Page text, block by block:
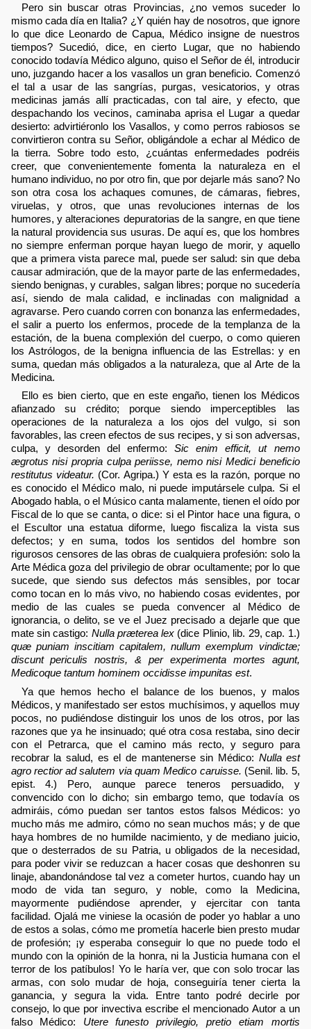
Pero sin buscar otras Provincias, ¿no vemos suceder lo
mismo cada día en Italia? ¿Y quién hay de nosotros, que ignore
lo que dice Leonardo de Capua, Médico insigne de nuestros
tiempos? Sucedió, dice, en cierto Lugar, que no habiendo
conocido todavía Médico alguno, quiso el Señor de él, introducir
uno, juzgando hacer a los vasallos un gran beneficio. Comenzó
el tal a usar de las sangrías, purgas, vesicatorios, y otras
medicinas jamás allí practicadas, con tal aire, y efecto, que
despachando los vecinos, caminaba aprisa el Lugar a quedar
desierto: advirtiéronlo los Vasallos, y como perros rabiosos se
convirtieron contra su Señor, obligándole a echar al Médico de
la tierra. Sobre todo esto, ¿cuántas enfermedades podréis
creer, que convenientemente fomenta la naturaleza en el
humano individuo, no por otro fin, que por dejarle más sano? No
son otra cosa los achaques comunes, de cámaras, fiebres,
viruelas, y otros, que unas revoluciones internas de los
humores, y alteraciones depuratorias de la sangre, en que tiene
la natural providencia sus usuras. De aquí es, que los hombres
no siempre enferman porque hayan luego de morir, y aquello
que a primera vista parece mal, puede ser salud: sin que deba
causar admiración, que de la mayor parte de las enfermedades,
siendo benignas, y curables, salgan libres; porque no sucedería
así, siendo de mala calidad, e inclinadas con malignidad a
agravarse. Pero cuando corren con bonanza las enfermedades,
el salir a puerto los enfermos, procede de la templanza de la
estación, de la buena complexión del cuerpo, o como quieren
los Astrólogos, de la benigna influencia de las Estrellas: y en
suma, quedan más obligados a la naturaleza, que al Arte de la
Medicina.
Ello es bien cierto, que en este engaño, tienen los Médicos
afianzado su crédito; porque siendo imperceptibles las
operaciones de la naturaleza a los ojos del vulgo, si son
favorables, las creen efectos de sus recipes, y si son adversas,
culpa, y desorden del enfermo: Sic enim efficit, ut nemo
ægrotus nisi propria culpa periisse, nemo nisi Medici beneficio
restitutus videatur. (Cor. Agripa.) Y esta es la razón, porque no
es conocido el Médico malo, ni puede imputársele culpa. Si el
Abogado habla, o el Músico canta malamente, tienen el oído por
Fiscal de lo que se canta, o dice: si el Pintor hace una figura, o
el Escultor una estatua diforme, luego fiscaliza la vista sus
defectos; y en suma, todos los sentidos del hombre son
rigurosos censores de las obras de cualquiera profesión: solo la
Arte Médica goza del privilegio de obrar ocultamente; por lo que
sucede, que siendo sus defectos más sensibles, por tocar
como tocan en lo más vivo, no habiendo cosas evidentes, por
medio de las cuales se pueda convencer al Médico de
ignorancia, o delito, se ve el Juez precisado a dejarle que que
mate sin castigo: Nulla præterea lex(dice Plinio, lib. 29, cap. 1.)
quæ puniam inscitiam capitalem, nullum exemplum vindictæ;
discunt periculis nostris, & per experimenta mortes agunt,
Medicoque tantum hominem occidisse impunitas est.
Ya que hemos hecho el balance de los buenos, y malos
Médicos, y manifestado ser estos muchísimos, y aquellos muy
pocos, no pudiéndose distinguir los unos de los otros, por las
razones que ya he insinuado; qué otra cosa restaba, sino decir
con el Petrarca, que el camino más recto, y seguro para
recobrar la salud, es el de mantenerse sin Médico: Nulla est
agro rectior ad salutem via quam Medico caruisse. (Senil. lib. 5,
epist. 4.) Pero, aunque parece teneros persuadido, y
convencido con lo dicho; sin embargo temo, que todavía os
admiráis, cómo puedan ser tantos estos falsos Médicos: yo
mucho más me admiro, cómo no sean muchos más; y de que
haya hombres de no humilde nacimiento, y de mediano juicio,
que o desterrados de su Patria, u obligados de la necesidad,
para poder vivir se reduzcan a hacer cosas que deshonren su
linaje, abandonándose tal vez a cometer hurtos, cuando hay un
modo de vida tan seguro, y noble, como la Medicina,
mayormente pudiéndose aprender, y ejercitar con tanta
facilidad. Ojalá me viniese la ocasión de poder yo hablar a uno
de estos a solas, cómo me prometía hacerle bien presto mudar
de profesión; ¡y esperaba conseguir lo que no puede todo el
mundo con la opinión de la honra, ni la Justicia humana con el
terror de los patíbulos! Yo le haría ver, que con solo trocar las
armas, con solo mudar de hoja, conseguiría tener cierta la
ganancia, y segura la vida. Entre tanto podré decirle por
consejo, lo que por invectiva escribe el mencionado Autor a un
falso Médico: Utere funesto privilegio, pretio etiam mortis